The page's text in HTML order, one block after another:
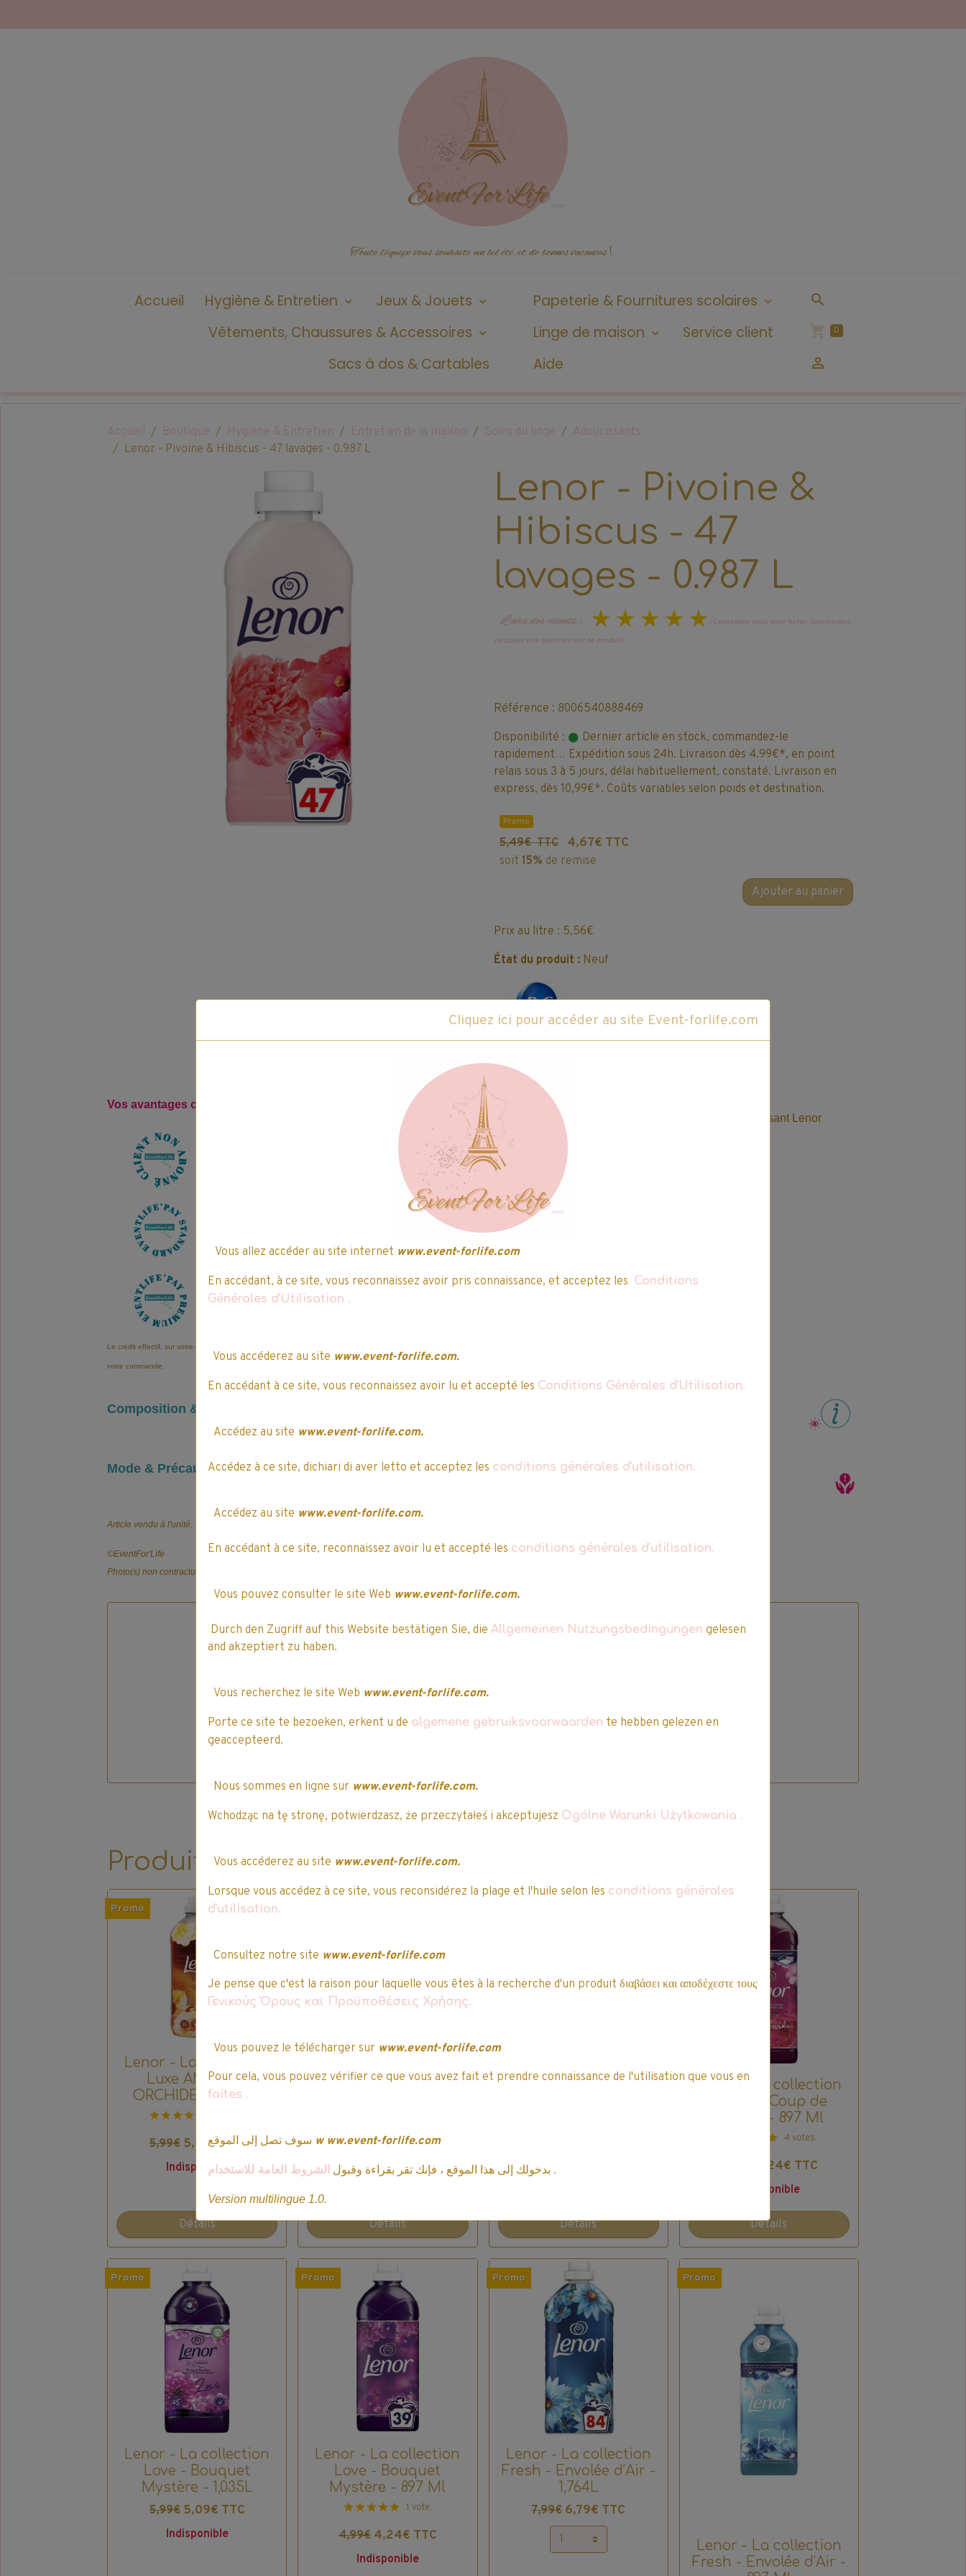
Toute l'équipe vous souhaite un bel été, et de bonnes vacances !
Accueil Hygiène & Entretien
Jeux & Jouets
Vêtements, Chaussures & Accessoires
Sacs à dos & Cartables
Papeterie & Fournitures scolaires
Linge de maison
Service client
Aide
0
Accueil Boutique Hygiène & Entretien Entretien de la maison Soins du linge
Adoucissants
Lenor - Pivoine & Hibiscus - 47 lavages - 0.987 L
Lenor - Pivoine &
Hibiscus - 47
lavages - 0.987 L
L’avis des clients :
(Connectez-vous pour noter, commenter,
ou poser une question sur ce produit)
Référence : 8006540888469
Disponibilité :
Dernier article en stock, commandez-le
rapidement… Expédition sous 24h. Livraison dès 4.99€*, en point
relais sous 3 à 5 jours, délai habituellement, constaté. Livraison en
express, dès 10,99€*. Coûts variables selon poids et destination.
Promo
5,49€ TTC 4,67€ TTC
soit 15% de remise
Ajouter au panier
Prix au litre : 5,56€
État du produit : Neuf
Vos avantages clients pour l'achat, de ce produit
12 EventLife'Pay
Le crédit effectif, sur votre compte EventLife'Pay, se fera sous 14 jours après validation de
votre commande.
Caractéristiques du produit
Réveillez la déesse qui sommeille en vous. Grâce à l’adoucissant Lenor
Pivoine et Hibiscus, vous vous sentez bien dans...
Contenance : 0.987L(47 lavages)
Composition & Infos légales
Mode & Précautions d’emploi
Article vendu à l'unité.
©️EventFor'Life
Photo(s) non contractuelle(s).
Nos clients ont attribué une note à ce produit
Vous avez achetécet article ?Attribuez-lui une note
Produits qui peuvent vous intéresser…
Promo
Lenor - La collection
Luxe AMBRE &
ORCHIDEE - 1,155L
5,99€ 5,09€ TTC
Indisponible
Détails
Lenor - La collection
2 votes.
4,99€ 4,24€ TTC
Détails
Lenor - La collection
Détails
Lenor - La collection
Divine - Coup de
Foudre - 897 Ml
4 votes.
4,24€ TTC
Indisponible
Détails
Promo
Lenor - La collection
Love - Bouquet
Mystère - 1,035L
5,99€ 5,09€ TTC
Indisponible
Promo
Lenor - La collection
Love - Bouquet
Mystère - 897 Ml
1 vote.
4,99€ 4,24€ TTC
Indisponible
Promo
Lenor - La collection
Fresh - Envolée d’Air -
1,764L
7,99€ 6,79€ TTC
Promo
Lenor - La collection
Fresh - Envolée d’Air -
Cliquez ici pour accéder au site Event-forlife.com
Vous allez accéder au site internet www.event-forlife.com
En accédant, à ce site, vous reconnaissez avoir pris connaissance, et acceptez les Conditions
Générales d'Utilisation .
Vous accéderez au site www.event-forlife.com.
En accédant à ce site, vous reconnaissez avoir lu et accepté les Conditions Générales d'Utilisation.
Accédez au site www.event-forlife.com.
Accédez à ce site, dichiari di aver letto et acceptez les conditions générales d'utilisation.
Accédez au site www.event-forlife.com.
En accédant à ce site, reconnaissez avoir lu et accepté les conditions générales d'utilisation.
Vous pouvez consulter le site Web www.event-forlife.com.
Durch den Zugriff auf this Website bestätigen Sie, die Allgemeinen Nutzungsbedingungen gelesen
and akzeptiert zu haben.
Vous recherchez le site Web www.event-forlife.com.
Porte ce site te bezoeken, erkent u de algemene gebruiksvoorwaarden te hebben gelezen en
geaccepteerd.
Nous sommes en ligne sur www.event-forlife.com.
Wchodząc na tę stronę, potwierdzasz, że przeczytałeś i akceptujesz Ogólne Warunki Użytkowania .
Vous accéderez au site www.event-forlife.com.
Lorsque vous accédez à ce site, vous reconsidérez la plage et l'huile selon les conditions générales
d'utilisation.
Consultez notre site www.event-forlife.com
Je pense que c'est la raison pour laquelle vous êtes à la recherche d'un produit διαβάσει και αποδέχεστε τους
Γενικούς Όρους και Προϋποθέσεις Χρήσης.
Vous pouvez le télécharger sur www.event-forlife.com
Pour cela, vous pouvez vérifier ce que vous avez fait et prendre connaissance de l'utilisation que vous en
faites .
w ww.event-forlife.com
بدخولك إلى هذا الموقع ، فإنك تقر بقراءة وقبول الشروط العامة للاستخدام .
Version multilingue 1.0.